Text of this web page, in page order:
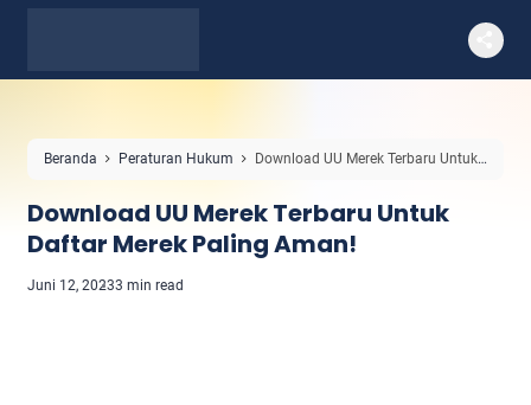
Beranda Peraturan Hukum
Download UU Merek Terbaru Untuk
Download UU Merek Terbaru Untuk
Daftar Merek Paling Aman!
Juni 12, 20233 min read